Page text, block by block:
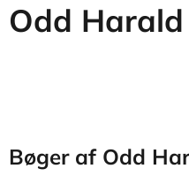
Odd Harald
Bøger af Odd